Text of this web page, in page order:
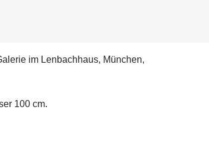
im Lenbachhaus, München,
100 cm.